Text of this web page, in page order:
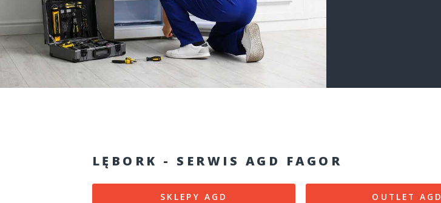
LĘBORK - SERWIS AGD FAGOR
SKLEPY AGD OUTLET AGD